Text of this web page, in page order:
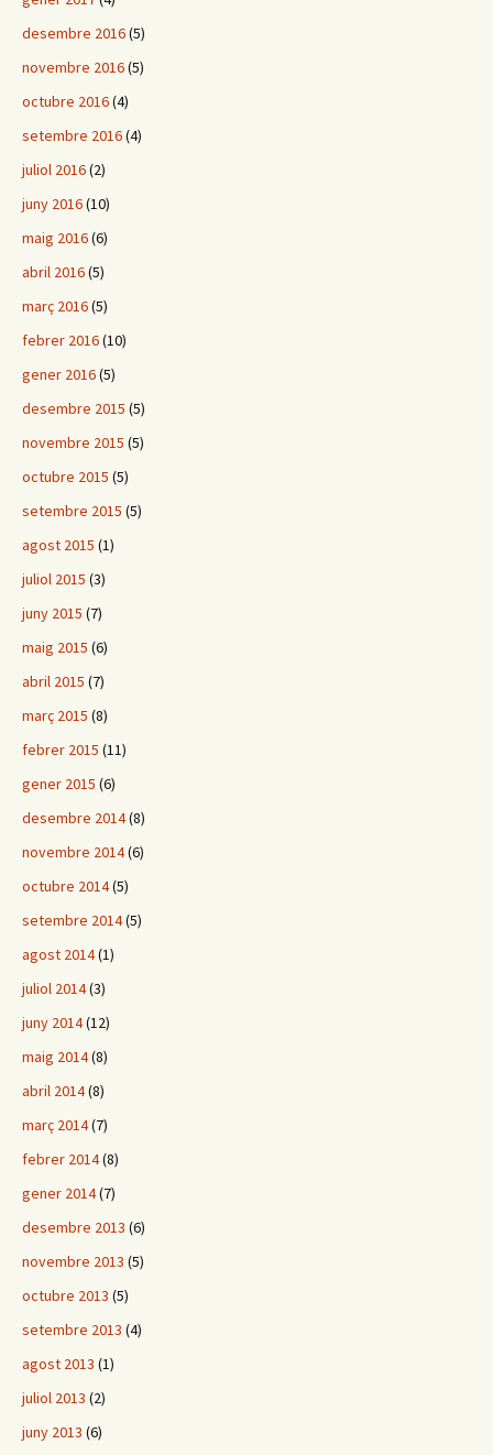
desembre 2016(5)
novembre 2016(5)
octubre 2016(4)
setembre 2016(4)
juliol 2016(2)
juny 2016(10)
maig 2016(6)
abril 2016(5)
març 2016(5)
febrer 2016(10)
gener 2016(5)
desembre 2015 (5)
novembre 2015 (5)
octubre 2015 (5)
setembre 2015 (5)
agost 2015 (1)
juliol 2015 (3)
juny 2015 (7)
maig 2015 (6)
abril 2015 (7)
març 2015 (8)
febrer 2015 (11)
gener 2015 (6)
desembre 2014(8)
novembre 2014(6)
octubre 2014(5)
setembre 2014(5)
agost 2014(1)
juliol 2014(3)
juny 2014(12)
maig 2014(8)
abril 2014(8)
març 2014(7)
febrer 2014(8)
gener 2014(7)
desembre 2013 (6)
novembre 2013 (5)
octubre 2013 (5)
setembre 2013 (4)
agost 2013 (1)
juliol 2013 (2)
juny 2013 (6)